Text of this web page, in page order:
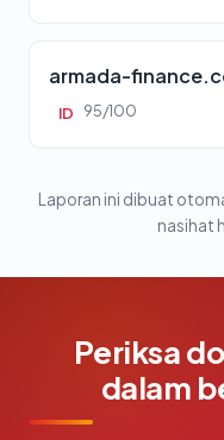
armada-
ID 95/100
Laporan ini dibuat
nasihat
Periksa
dalam